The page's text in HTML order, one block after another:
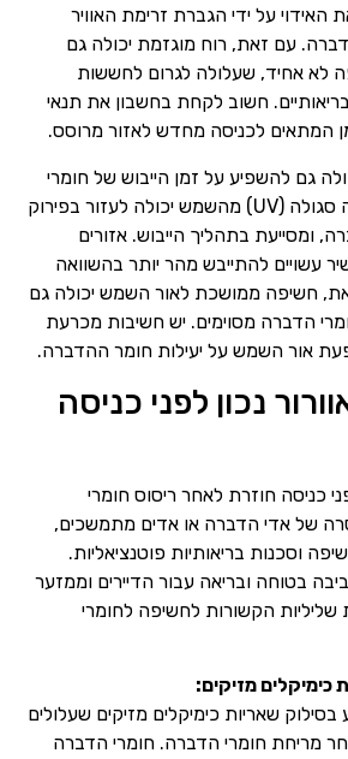
האידוי על ידי הגברת זרימת האוויר
עם זאת, רוח מוגזמת יכולה גם
לא אחיד, שעלולה לגרום לחששות
בריאותיים. חשוב לקחת בחשבון את תנאי
המתאים לכניסה מחדש לאזור מרוסס.
גם להשפיע על זמן הייבוש של חומרי
הדברה. קרינה אולטרה סגולה (UV) מהשמש יכולה לעזור בפירוק
ומסייעת בתהליך הייבוש. אזורים
עשויים להתייבש מהר יותר בהשוואה
חשיפה ממושכת לאור השמש יכולה גם
הדברה מסוימים. יש חשיבות מכרעת
אור השמש על יעילות חומר ההדברה.
נכון לפני כניסה
כניסה חוזרת לאחר ריסוס חומרי
של אדי הדברה או אדים מתמשכים,
וסכנות בריאותיות פוטנציאליות.
בטוחה ובריאה עבור הדיירים וממזער
שליליות הקשורות לחשיפה לחומרי
בסילוק שאריות כימיקלים מזיקים שעלולים
מריחת חומרי הדברה. חומרי הדברה